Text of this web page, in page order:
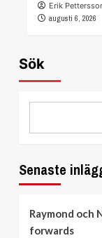
Erik
augusti 6, 2026
Sök
Senaste
Raymond och
forwards